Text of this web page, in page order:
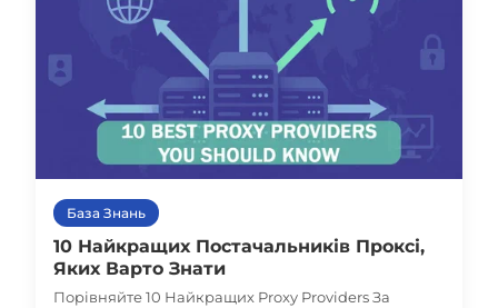
База Знань
10 Найкращих Постачальників Проксі,
Яких Варто Знати
Порівняйте 10 Найкращих Proxy Providers За